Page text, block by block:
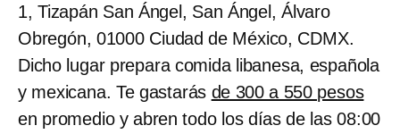
1, Tizapán San Ángel, San Ángel, Álvaro
Obregón, 01000 Ciudad de México, CDMX.
Dicho lugar prepara comida libanesa, española
y mexicana. Te gastarás de 300 a 550 pesos
en promedio y abren todo los días de las 08:00